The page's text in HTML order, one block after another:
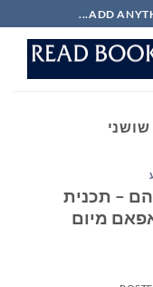
ADD
– תכנית
ברדיו קסם 106אפאם מיום